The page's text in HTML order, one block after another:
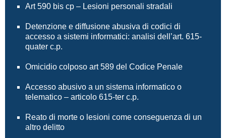
Art 590 bis cp – Lesioni personali stradali
Detenzione e diffusione abusiva di codici di
accesso a sistemi informatici: analisi dell’art. 615-
quater c.p.
Omicidio colposo art 589 del Codice Penale
Accesso abusivo a un sistema informatico o
telematico – articolo 615-ter c.p.
Reato di morte o lesioni come conseguenza di un
altro delitto